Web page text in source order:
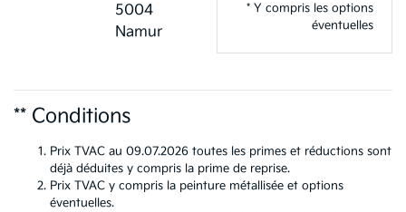
5004
Namur
* Y compris les options
éventuelles
** Conditions
Prix TVAC au 09.07.2026 toutes les primes et réductions sont
déjà déduites y compris la prime de reprise.
Prix TVAC y compris la peinture métallisée et options
éventuelles.